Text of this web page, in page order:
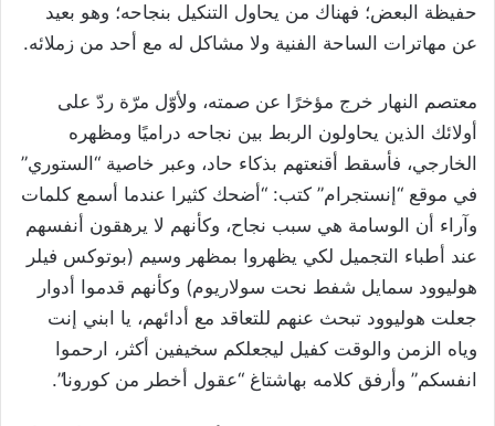
حفيظة البعض؛ فهناك من يحاول التنكيل بنجاحه؛ وهو بعيد
عن مهاترات الساحة الفنية ولا مشاكل له مع أحد من زملائه.
معتصم النهار خرج مؤخرًا عن صمته، ولأوّل مرّة ردّ على
أولائك الذين يحاولون الربط بين نجاحه دراميًا ومظهره
الخارجي، فأسقط أقنعتهم بذكاء حاد، وعبر خاصية “الستوري”
في موقع “إنستجرام” كتب: “أضحك كثيرا عندما أسمع كلمات
وآراء أن الوسامة هي سبب نجاح، وكأنهم لا يرهقون أنفسهم
عند أطباء التجميل لكي يظهروا بمظهر وسيم (بوتوكس فيلر
هوليوود سمايل شفط نحت سولاريوم) وكأنهم قدموا أدوار
جعلت هوليوود تبحث عنهم للتعاقد مع أدائهم، يا ابني إنت
وياه الزمن والوقت كفيل ليجعلكم سخيفين أكثر، ارحموا
انفسكم” وأرفق كلامه بهاشتاغ “عقول أخطر من كورونا”.